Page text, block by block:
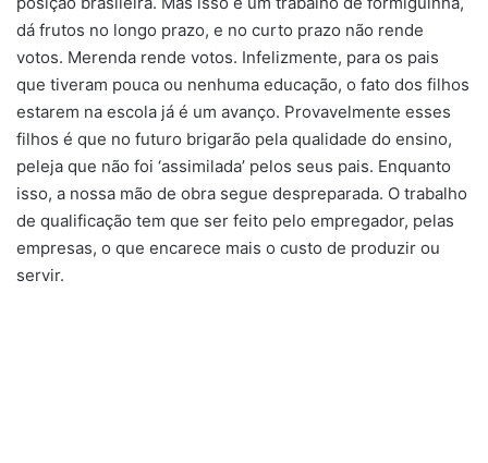
dá frutos no longo prazo, e no curto prazo não rende
votos. Merenda rende votos. Infelizmente, para os pais
que tiveram pouca ou nenhuma educação, o fato dos filhos
estarem na escola já é um avanço. Provavelmente esses
filhos é que no futuro brigarão pela qualidade do ensino,
peleja que não foi ‘assimilada’ pelos seus pais. Enquanto
isso, a nossa mão de obra segue despreparada. O trabalho
de qualificação tem que ser feito pelo empregador, pelas
empresas, o que encarece mais o custo de produzir ou
servir.